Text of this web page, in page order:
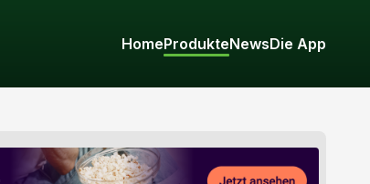
HomeProdukteNewsDie App